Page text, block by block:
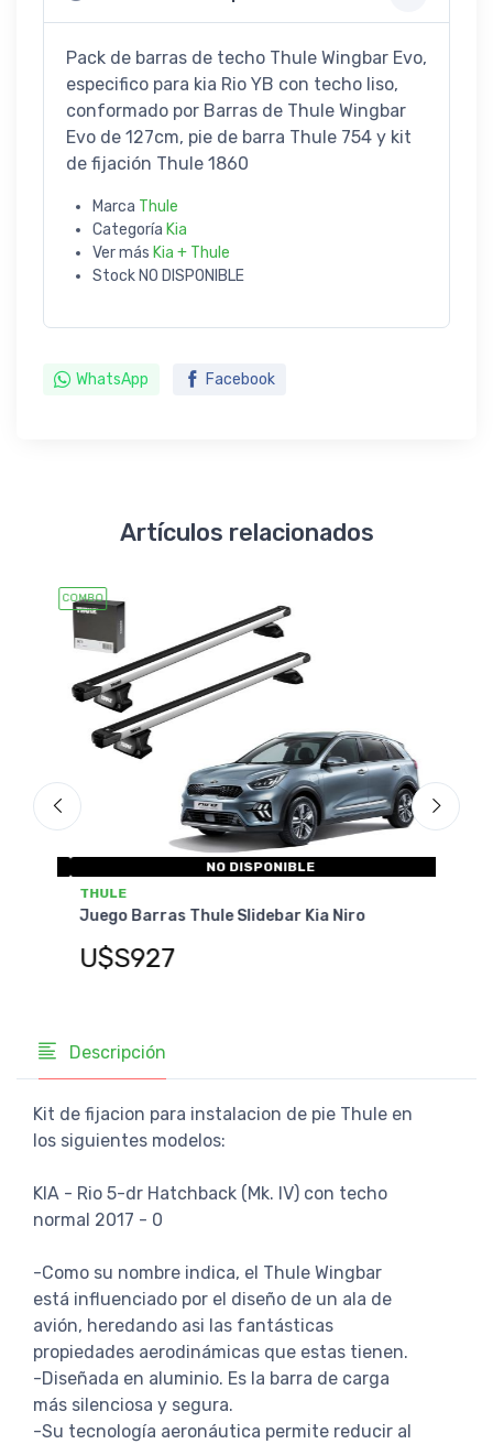
Pack de barras de techo Thule Wingbar Evo,
especifico para kia Rio YB con techo liso,
conformado por Barras de Thule Wingbar
Evo de 127cm, pie de barra Thule 754 y kit
de fijación Thule 1860
Marca Thule
Categoría Kia
Ver más Kia + Thule
Stock NO DISPONIBLE
WhatsApp Facebook
Artículos relacionados
COMBO
NO DISPONIBLE
THULE
Juego Barras Thule Slidebar Kia Niro
U$S927
Descripción
Kit de fijacion para instalacion de pie Thule en
los siguientes modelos:
KIA - Rio 5-dr Hatchback (Mk. IV) con techo
normal 2017 - 0
-Como su nombre indica, el Thule Wingbar
está influenciado por el diseño de un ala de
avión, heredando asi las fantásticas
propiedades aerodinámicas que estas tienen.
-Diseñada en aluminio. Es la barra de carga
más silenciosa y segura.
-Su tecnología aeronáutica permite reducir al